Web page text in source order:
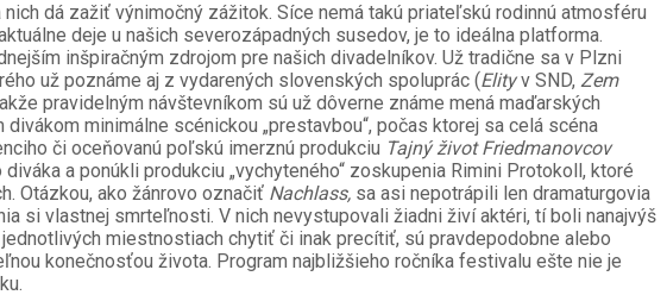
dá zažiť výnimočný zážitok. Síce nemá takú priateľskú rodinnú atmosféru
deje u našich severozápadných susedov, je to ideálna platforma.
inšpiračným zdrojom pre našich divadelníkov. Už tradične sa v Plzni
už poznáme aj z vydarených slovenských spoluprác (Elityv SND, Zem
pravidelným návštevníkom sú už dôverne známe mená maďarských
minimálne scénickou „prestavbou“, počas ktorej sa celá scéna
či oceňovanú poľskú imerznú produkciu Tajný život Friedmanovcov
a ponúkli produkciu „vychyteného“ zoskupenia Rimini Protokoll, ktoré
Otázkou, ako žánrovo označiť Nachlass, sa asi nepotrápili len dramaturgovia
si vlastnej smrteľnosti. V nich nevystupovali žiadni živí aktéri, tí boli nanajvýš
miestnostiach chytiť či inak precítiť, sú pravdepodobne alebo
konečnosťou života. Program najbližšieho ročníka festivalu ešte nie je